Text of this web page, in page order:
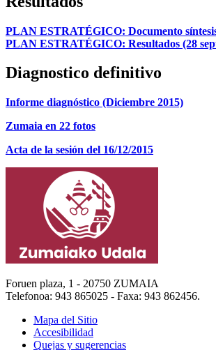
PLAN ESTRATÉGICO: Documento
PLAN ESTRATÉGICO: Resultados (28
Diagnostico definitivo
Informe diagnóstico (Diciembre 2015)
Zumaia en 22 fotos
Acta de la sesión del 16/12/2015
Foruen plaza, 1 - 20750 ZUMAIA
Telefonoa: 943 865025 - Faxa: 943 862456.
Mapa del Sitio
Accesibilidad
Quejas y sugerencias